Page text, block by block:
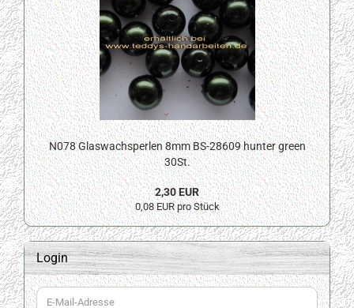
N078 Glaswachsperlen 8mm BS-28609 hunter green
30St.
2,30 EUR
0,08 EUR pro Stück
Login
E-